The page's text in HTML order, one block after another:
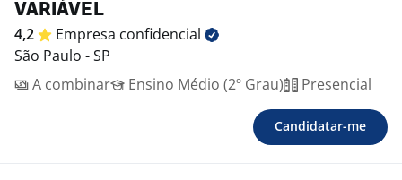
VARIÁVEL
4,2 Empresa confidencial
São Paulo - SP
A combinar
Ensino Médio (2º Grau) Presencial
Candidatar-me